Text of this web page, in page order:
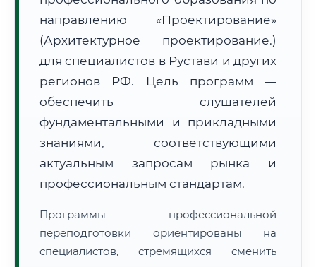
Почтовые индексы:
3700–3710
Часовой пояс:
UTC+4
🗺️ Зона обслуживания: г. Рустави
• Маршрут транзита:
• Экспресс-доставка СДЭК / Почтой:
4–6 рабочих дней
📜 Документы и аккредитация ФИС ФРДО
направлению «Проектирование»
(Архитектурное проектирование.)
для специалистов в Рустави и других
регионов РФ. Цель программ —
обеспечить слушателей
фундаментальными и прикладными
знаниями, соответствующими
актуальным запросам рынка и
профессиональным стандартам.
Программы профессиональной
переподготовки ориентированы на
специалистов, стремящихся сменить